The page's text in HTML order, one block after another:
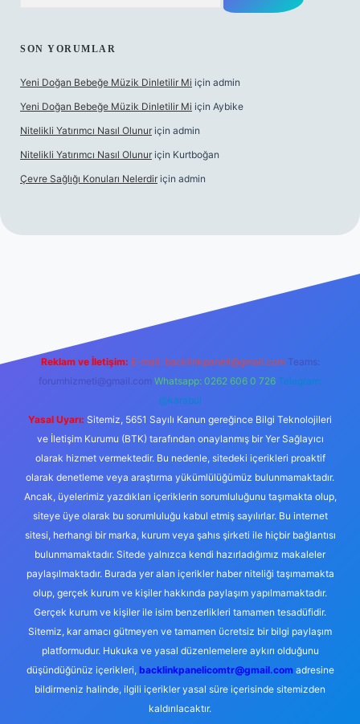
SON YORUMLAR
Yeni Doğan Bebeğe Müzik Dinletilir Mi için admin
Yeni Doğan Bebeğe Müzik Dinletilir Mi için Aybike
Nitelikli Yatırımcı Nasıl Olunur için admin
Nitelikli Yatırımcı Nasıl Olunur için Kurtboğan
Çevre Sağlığı Konuları Nelerdir için admin
Reklam ve İletişim: E-mail: backlinkpaneli@gmail.com Teams:
forumhizmeti@gmail.com Whatsapp: 0262 606 0 726 Telegram:
@karabul
Yasal Uyarı: Sitemiz, 5651 Sayılı Kanun gereğince Bilgi Teknolojileri
ve İletişim Kurumu (BTK) tarafından onaylanmış bir Yer Sağlayıcı
olarak hizmet vermektedir. Bu nedenle, sitedeki içerikleri proaktif
olarak denetleme veya araştırma yükümlülüğümüz bulunmamaktadır.
Ancak, üyelerimiz yazdıkları içeriklerin sorumluluğunu taşımakta olup,
siteye üye olarak bu sorumluluğu kabul etmiş sayılırlar. Bu internet
sitesi, herhangi bir marka, kurum veya şahıs şirketi ile hiçbir bağlantısı
bulunmamaktadır. Sitede yalnızca kendi hazırladığımız makaleler
paylaşılmaktadır. Burada yer alan içerikler haber niteliği taşımamakta
olup, gerçek kurum ve kişiler hakkında paylaşım yapılmamaktadır.
Gerçek kurum ve kişiler ile isim benzerlikleri tamamen tesadüfidir.
Sitemiz, kar amacı gütmeyen ve tamamen ücretsiz bir bilgi paylaşım
platformudur. Hukuka ve yasal düzenlemelere aykırı olduğunu
düşündüğünüz içerikleri, backlinkpanelicomtr@gmail.comadresine
bildirmeniz halinde, ilgili içerikler yasal süre içerisinde sitemizden
kaldırılacaktır.